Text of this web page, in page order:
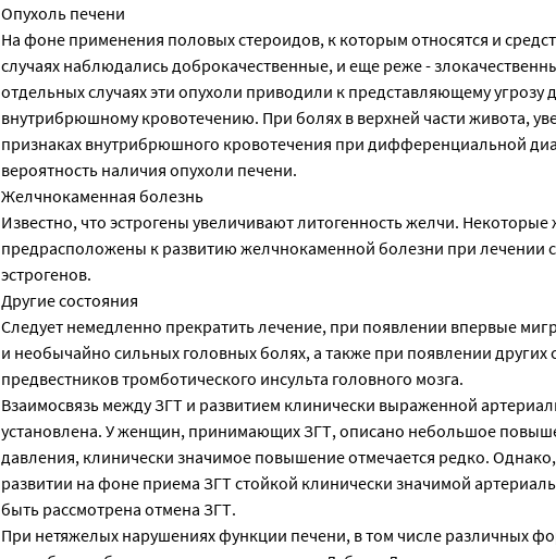
Опухоль печени
На фоне применения половых стероидов, к которым относятся и
случаях наблюдались доброкачественные, и еще реже -
отдельных случаях эти опухоли приводили к представляющему угрозу
внутрибрюшному кровотечению. При болях в верхней части живота,
признаках внутрибрюшного кровотечения при дифференциальной
вероятность наличия опухоли печени.
Желчнокаменная болезнь
Известно, что эстрогены увеличивают литогенность желчи.
предрасположены к развитию желчнокаменной болезни при лечении
эстрогенов.
Другие состояния
Следует немедленно прекратить лечение, при появлении впервые
и необычайно сильных головных болях, а также при появлении
предвестников тромботического инсульта головного мозга.
Взаимосвязь между ЗГТ и развитием клинически выраженной
установлена. У женщин, принимающих ЗГТ, описано небольшое
давления, клинически значимое повышение отмечается редко.
развитии на фоне приема ЗГТ стойкой клинически значимой
быть рассмотрена отмена ЗГТ.
При нетяжелых нарушениях функции печени, в том числе различных